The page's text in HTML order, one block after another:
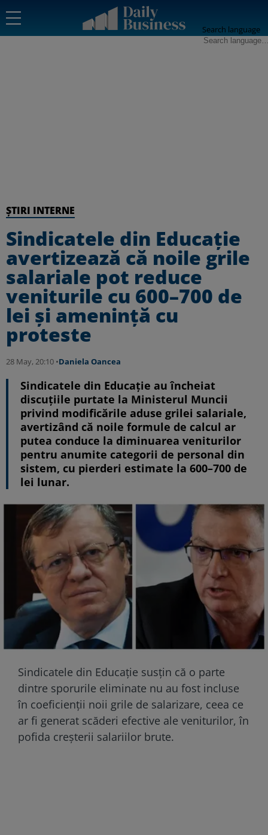
Search language
ȘTIRI INTERNE
Sindicatele din Educație
avertizează că noile grile
salariale pot reduce
veniturile cu 600–700 de
lei și amenință cu
proteste
28 May, 20:10 •Daniela Oancea
Sindicatele din Educație au încheiat
discuțiile purtate la Ministerul Muncii
privind modificările aduse grilei salariale,
avertizând că noile formule de calcul ar
putea conduce la diminuarea veniturilor
pentru anumite categorii de personal din
sistem, cu pierderi estimate la 600–700 de
lei lunar.
Sindicatele din Educație susțin că o parte
dintre sporurile eliminate nu au fost incluse
în coeficienții noii grile de salarizare, ceea ce
ar fi generat scăderi efective ale veniturilor, în
pofida creșterii salariilor brute.